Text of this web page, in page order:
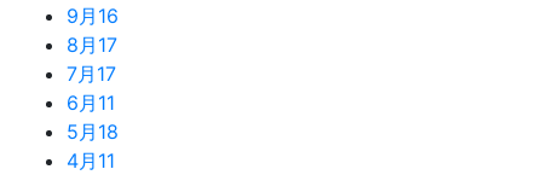
9月 16
8月 17
7月 17
6月 11
5月 18
4月 11